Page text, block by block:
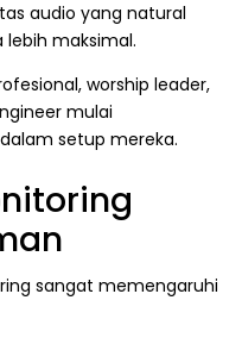
audio yang natural
maksimal.
worship leader,
mulai
setup mereka.
sangat memengaruhi